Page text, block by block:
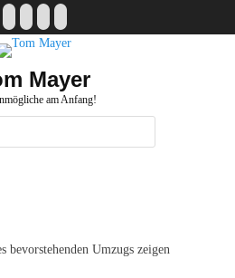
Mail
Mayer
am Anfang!
bevorstehenden Umzugs zeigen